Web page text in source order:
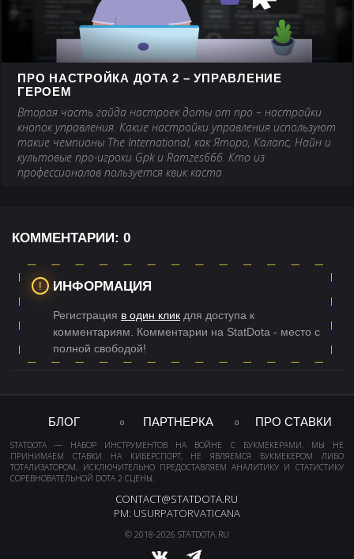
ПРО НАСТРОЙКА ДОТА 2 – УПРАВЛЕНИЕ
ГЕРОЕМ
Вторая часть гайда настроек доты от про – настройки
кнопок управления. Какие настройки управления используют
такие чемпионы The International, как Яторо, Калапс, Найн и
культовые про-игроки Gpk и Ramzes666. Кто из
профессионалов пользуется квик каста
КОММЕНТАРИИ: 0
ИНФОРМАЦИЯ
Регистрация в один клик для доступа к
комментариям. Комментарии на StatDota - место с
полной свободой!
БЛОГ ПАРТНЕРКА ПРО СТАВКИ
STATDOTA — НАБОР ИНСТРУМЕНТОВ НА ВОЙНЕ С БУКМЕКЕРАМИ. МЫ НЕ
ПРИНИМАЕМ СТАВКИ НА КИБЕРСПОРТ, НЕ ЯВЛЯЕМСЯ БУКМЕКЕРОМ ЛИБО
ТОТАЛИЗАТОРОМ, ИСКЛЮЧИТЕЛЬНО ПРЕДОСТАВЛЯЕМ АНАЛИТИКУ И СТАТИСТИКУ
СОРЕВНОВАТЕЛЬНОЙ DOTA 2 СЦЕНЫ.
CONTACT@STATDOTA.RU
PM: USURPATORVATICANA
© 2018-2026 STATDOTA.RU